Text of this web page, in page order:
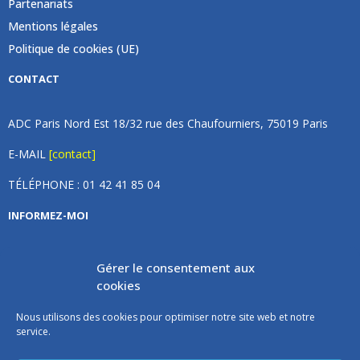
Gérer le consentement aux
cookies
Nous utilisons des cookies pour optimiser notre site web et notre
service.
Partenariats
Mentions légales
Politique de cookies (UE)
CONTACT
ADC Paris Nord Est 18/32 rue des Chaufourniers, 75019 Paris
E-MAIL [contact]
TÉLÉPHONE : 01 42 41 85 04
INFORMEZ-MOI
Inscrivez vous à notre newsletter et recevez une fois par
mois de nos nouvelles, aucun spam (on promet).